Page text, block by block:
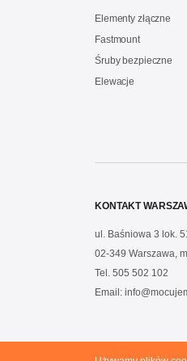
Elementy złączne
Fastmount
Śruby bezpieczne
Elewacje
KONTAKT
ul. Baśniowa 3 lok.
02-349 Warszawa,
Tel. 505 502 102
Email: